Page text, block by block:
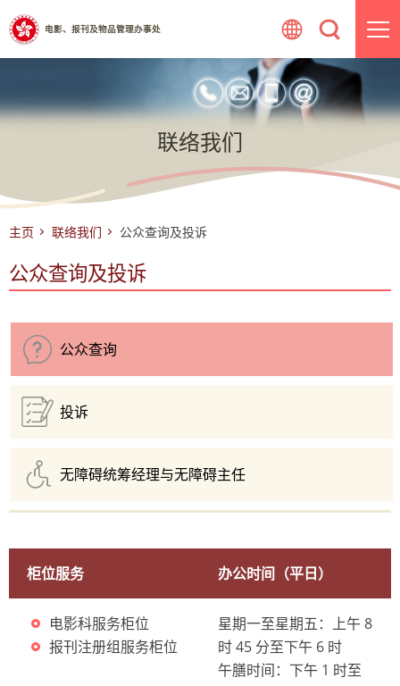
至
内
电影、报刊及物品管理办事处
联络我们
主页 联络我们 公众查询及投诉
公众查询及投诉
公众查询
投诉
无障碍统筹经理与无障碍主任
柜位服务 办公时间（平日）
电影科服务柜位
报刊注册组服务柜位
星期一至星期五：上午 8
时 45 分至下午 6 时
午膳时间：下午 1 时至